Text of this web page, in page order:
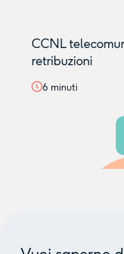
CCNL
retribuzioni
6minuti